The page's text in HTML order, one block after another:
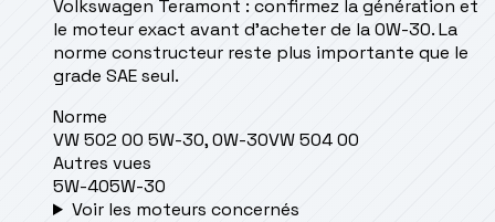
Volkswagen Teramont : confirmez la génération et
le moteur exact avant d’acheter de la 0W-30. La
norme constructeur reste plus importante que le
grade SAE seul.
Norme
VW 502 00 5W-30, 0W-30VW 504 00
Autres vues
5W-405W-30
Voir les moteurs concernés